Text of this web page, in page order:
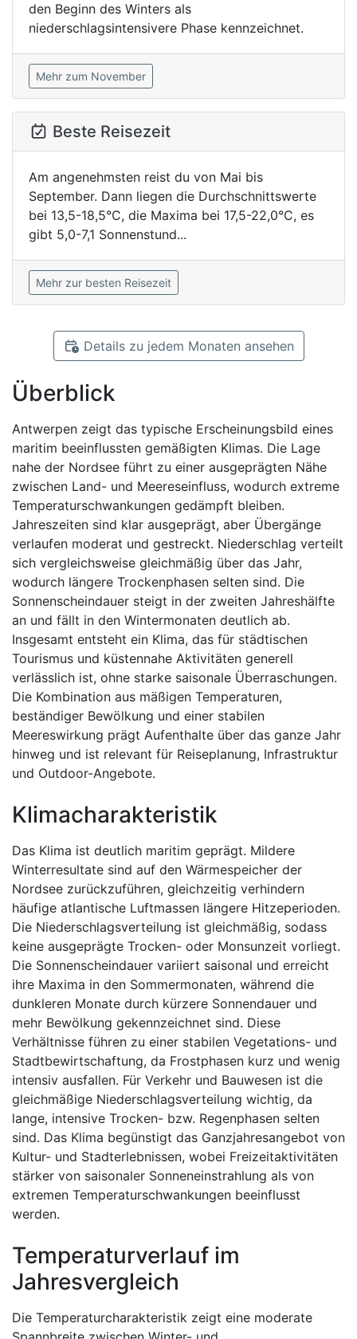
den Beginn des Winters als
niederschlagsintensivere Phase kennzeichnet.
Mehr zum November
Beste Reisezeit
Am angenehmsten reist du von Mai bis
September. Dann liegen die Durchschnittswerte
bei 13,5-18,5°C, die Maxima bei 17,5-22,0°C, es
gibt 5,0-7,1 Sonnenstund...
Mehr zur besten Reisezeit
Details zu jedem Monaten ansehen
Überblick
Antwerpen zeigt das typische Erscheinungsbild eines
maritim beeinflussten gemäßigten Klimas. Die Lage
nahe der Nordsee führt zu einer ausgeprägten Nähe
zwischen Land- und Meereseinfluss, wodurch extreme
Temperaturschwankungen gedämpft bleiben.
Jahreszeiten sind klar ausgeprägt, aber Übergänge
verlaufen moderat und gestreckt. Niederschlag verteilt
sich vergleichsweise gleichmäßig über das Jahr,
wodurch längere Trockenphasen selten sind. Die
Sonnenscheindauer steigt in der zweiten Jahreshälfte
an und fällt in den Wintermonaten deutlich ab.
Insgesamt entsteht ein Klima, das für städtischen
Tourismus und küstennahe Aktivitäten generell
verlässlich ist, ohne starke saisonale Überraschungen.
Die Kombination aus mäßigen Temperaturen,
beständiger Bewölkung und einer stabilen
Meereswirkung prägt Aufenthalte über das ganze Jahr
hinweg und ist relevant für Reiseplanung, Infrastruktur
und Outdoor-Angebote.
Klimacharakteristik
Das Klima ist deutlich maritim geprägt. Mildere
Winterresultate sind auf den Wärmespeicher der
Nordsee zurückzuführen, gleichzeitig verhindern
häufige atlantische Luftmassen längere Hitzeperioden.
Die Niederschlagsverteilung ist gleichmäßig, sodass
keine ausgeprägte Trocken- oder Monsunzeit vorliegt.
Die Sonnenscheindauer variiert saisonal und erreicht
ihre Maxima in den Sommermonaten, während die
dunkleren Monate durch kürzere Sonnendauer und
mehr Bewölkung gekennzeichnet sind. Diese
Verhältnisse führen zu einer stabilen Vegetations- und
Stadtbewirtschaftung, da Frostphasen kurz und wenig
intensiv ausfallen. Für Verkehr und Bauwesen ist die
gleichmäßige Niederschlagsverteilung wichtig, da
lange, intensive Trocken- bzw. Regenphasen selten
sind. Das Klima begünstigt das Ganzjahresangebot von
Kultur- und Stadterlebnissen, wobei Freizeitaktivitäten
stärker von saisonaler Sonneneinstrahlung als von
extremen Temperaturschwankungen beeinflusst
werden.
Temperaturverlauf im
Jahresvergleich
Die Temperaturcharakteristik zeigt eine moderate